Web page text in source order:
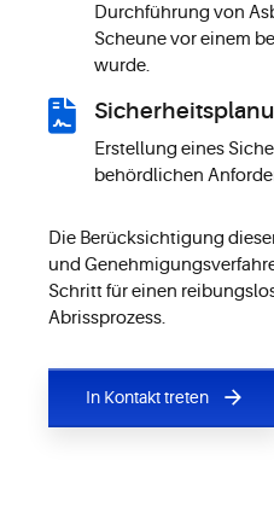
Durchführung von
Scheune vor einem
wurde.
Erstellung eines
behördlichen
Die Berücksichtigung
und
Schritt für einen
Abrissprozess.
In Kontakt treten